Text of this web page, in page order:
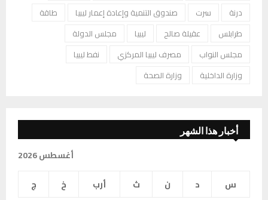
درنة
سرت صندوق التنمية وإعادة إعمار ليبيا
طاقة
طرابلس
عقيلة صالح ليبيا
مجلس الدولة
مجلس النواب
مصرف ليبيا المركزي
نفط ليبيا
وزارة الداخلية
وزارة الصحة
أخبار هذا الشهر
أغسطس 2026
س
د ن ث أرب خ
ج